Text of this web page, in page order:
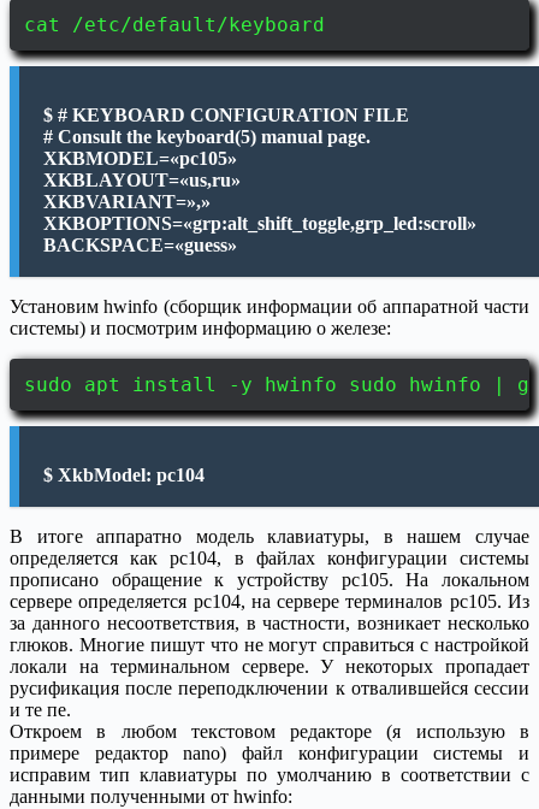
cat /etc/default/keyboard
$ # KEYBOARD CONFIGURATION FILE
# Consult the keyboard(5) manual page.
XKBMODEL=«pc105»
XKBLAYOUT=«us,ru»
XKBVARIANT=»,»
XKBOPTIONS=«grp:alt_shift_toggle,grp_led:scroll»
BACKSPACE=«guess»
Установим hwinfo (сборщик информации об аппаратной части
системы) и посмотрим информацию о железе:
sudo apt install -y hwinfo sudo hwinfo |
$ XkbModel: pc104
В итоге аппаратно модель клавиатуры, в нашем случае
определяется как pc104, в файлах конфигурации системы
прописано обращение к устройству pc105. На локальном
сервере определяется pc104, на сервере терминалов pc105. Из
за данного несоответствия, в частности, возникает несколько
глюков. Многие пишут что не могут справиться с настройкой
локали на терминальном сервере. У некоторых пропадает
русификация после переподключении к отвалившейся сессии
и те пе.
Откроем в любом текстовом редакторе (я использую в
примере редактор nano) файл конфигурации системы и
исправим тип клавиатуры по умолчанию в соответствии с
данными полученными от hwinfo: